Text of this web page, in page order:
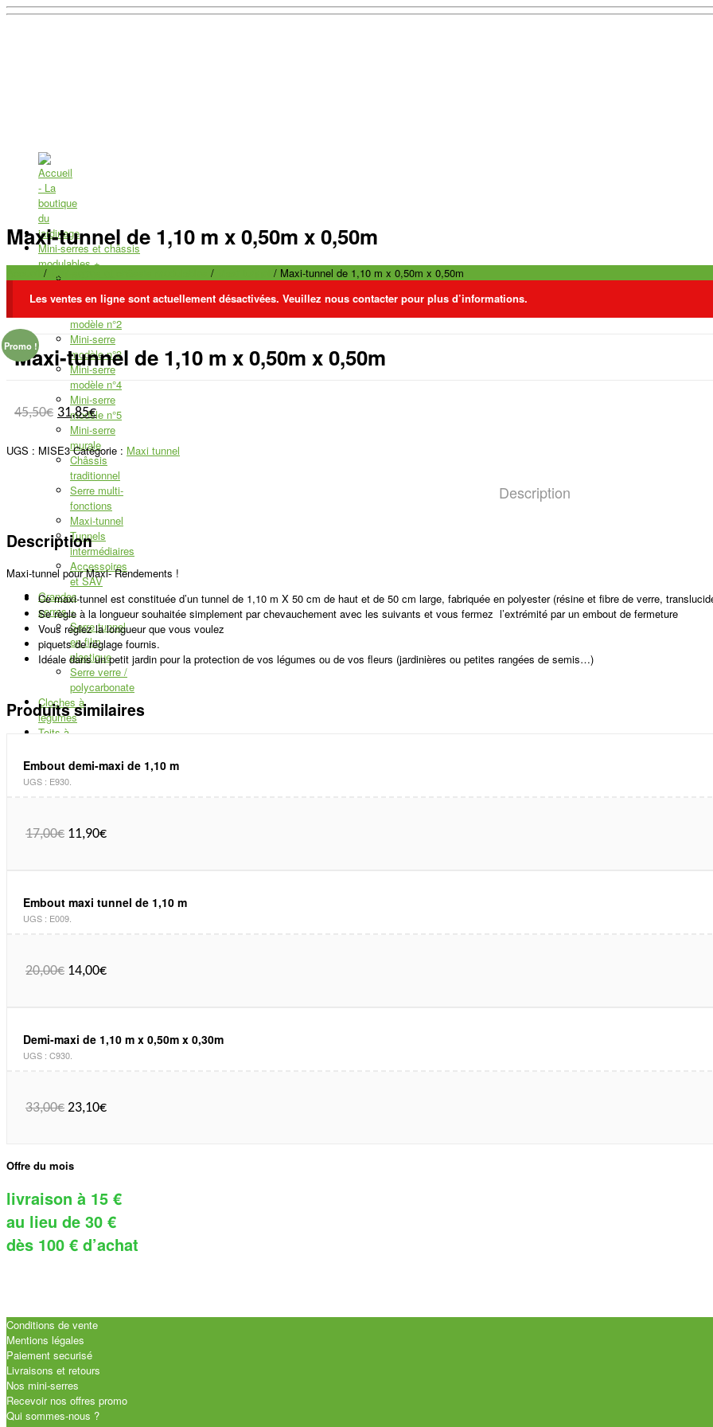
Mini-serres et châssis
modulables+
Mini-serre
modèle n°1
Mini-serre
modèle n°2
Mini-serre
modèle n°3
Mini-serre
modèle n°4
Mini-serre
modèle n°5
Mini-serre
murale
Châssis
traditionnel
Serre multi-
fonctions
Maxi-tunnel
Tunnels
intermédiaires
Accessoires
et SAV
Grandes
serres+
Serre tunnel
en film
plastique
Serre verre /
polycarbonate
Cloches à
légumes
Toits à
Bain de soleil
Abri piscine
balcon
de protection
Bac sur
manège
Maxi-tunnel de 1,10 m x 0,50m x 0,50m
/ Mini-serres et châssis modulables /
/ Maxi-tunnel de 1,10 m x 0,50m x 0,50m
Les ventes en ligne sont actuellement désactivées. Veuillez nous contacter pour plus d’informations.
Promo !
Maxi-tunnel de 1,10 m x 0,50m x 0,50m
45,50€ 31,85€
UGS : MISE3 Catégorie : Maxi tunnel
Description
Description
Maxi-tunnel pour Maxi- Rendements !
Ce maxi-tunnel est constituée d’un tunnel de 1,10 m X 50 cm de haut et de 50 cm large, fabriquée en polyester (résine et fibre de verre,
Se règle à la longueur souhaitée simplement par chevauchement avec les suivants et vous fermez l’extrémité par un embout de fermeture
Vous réglez la longueur que vous voulez
piquets de réglage fournis.
Idéale dans un petit jardin pour la protection de vos légumes ou de vos fleurs (jardinières ou petites rangées de semis…)
Produits similaires
Embout demi-maxi de 1,10 m
UGS : E930
17,00€ 11,90€
Embout maxi tunnel de 1,10 m
UGS : E009
20,00€ 14,00€
Demi-maxi de 1,10 m x 0,50m x 0,30m
UGS : C930
33,00€ 23,10€
Offre du mois
livraison à 15 €
au lieu de 30 €
dès 100 € d’achat
Conditions de vente
Mentions légales
Paiement securisé
Livraisons et retours
Nos mini-serres
Recevoir nos offres promo
Qui sommes-nous ?